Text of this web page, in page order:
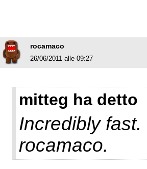
rocamaco
26/06/2011 alle 09:27
mitteg ha detto
Incredibly
rocamaco.